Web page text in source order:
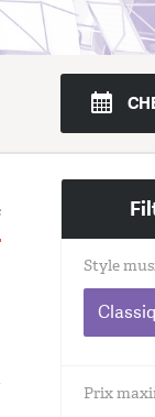
Style
Prix